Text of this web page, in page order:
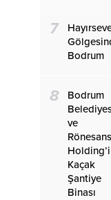
7
Bodrum
8
Bodrum
ve
Kaçak
Şantiye
Binası